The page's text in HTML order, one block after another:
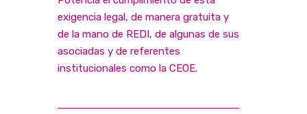
exigencia legal, de manera gratuita y
de la mano de REDI, de algunas de sus
asociadas y de referentes
institucionales como la CEOE.